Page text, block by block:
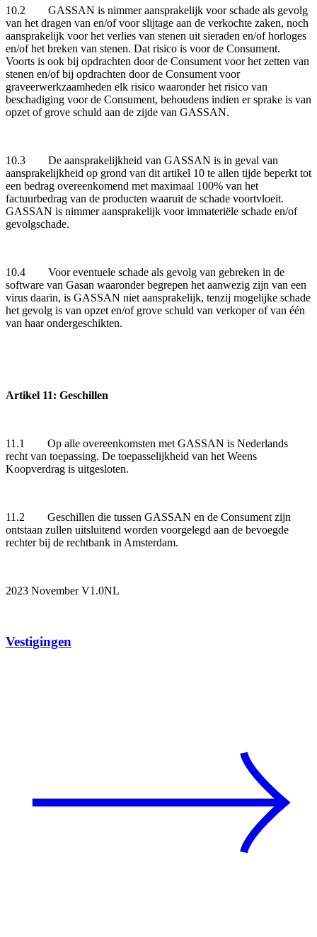
10.2 GASSAN is nimmer aansprakelijk voor schade als gevolg
van het dragen van en/of voor slijtage aan de verkochte zaken, noch
aansprakelijk voor het verlies van stenen uit sieraden en/of horloges
en/of het breken van stenen. Dat risico is voor de Consument.
Voorts is ook bij opdrachten door de Consument voor het zetten van
stenen en/of bij opdrachten door de Consument voor
graveerwerkzaamheden elk risico waaronder het risico van
beschadiging voor de Consument, behoudens indien er sprake is van
opzet of grove schuld aan de zijde van GASSAN.
10.3 De aansprakelijkheid van GASSAN is in geval van
aansprakelijkheid op grond van dit artikel 10 te allen tijde beperkt tot
een bedrag overeenkomend met maximaal 100% van het
factuurbedrag van de producten waaruit de schade voortvloeit.
GASSAN is nimmer aansprakelijk voor immateriële schade en/of
gevolgschade.
10.4 Voor eventuele schade als gevolg van gebreken in de
software van Gasan waaronder begrepen het aanwezig zijn van een
virus daarin, is GASSAN niet aansprakelijk, tenzij mogelijke schade
het gevolg is van opzet en/of grove schuld van verkoper of van één
van haar ondergeschikten.
Artikel 11: Geschillen
11.1 Op alle overeenkomsten met GASSAN is Nederlands
recht van toepassing. De toepasselijkheid van het Weens
Koopverdrag is uitgesloten.
11.2 Geschillen die tussen GASSAN en de Consument zijn
ontstaan zullen uitsluitend worden voorgelegd aan de bevoegde
rechter bij de rechtbank in Amsterdam.
2023 November V1.0NL
Vestigingen